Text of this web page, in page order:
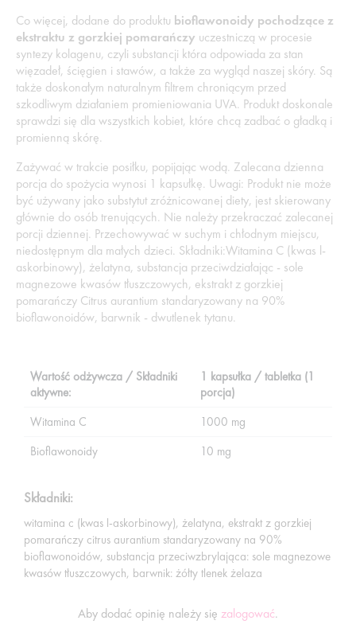
Co więcej, dodane do produktu bioflawonoidy pochodzące z
ekstraktu z gorzkiej pomarańczy uczestniczą w procesie
syntezy kolagenu, czyli substancji która odpowiada za stan
więzadeł, ścięgien i stawów, a także za wygląd naszej skóry. Są
także doskonałym naturalnym filtrem chroniącym przed
szkodliwym działaniem promieniowania UVA. Produkt doskonale
sprawdzi się dla wszystkich kobiet, które chcą zadbać o gładką i
promienną skórę.
Zażywać w trakcie posiłku, popijając wodą. Zalecana dzienna
porcja do spożycia wynosi 1 kapsułkę. Uwagi: Produkt nie może
być używany jako substytut zróżnicowanej diety, jest skierowany
głównie do osób trenujących. Nie należy przekraczać zalecanej
porcji dziennej. Przechowywać w suchym i chłodnym miejscu,
niedostępnym dla małych dzieci. Składniki:Witamina C (kwas l-
askorbinowy), żelatyna, substancja przeciwdziałając - sole
magnezowe kwasów tłuszczowych, ekstrakt z gorzkiej
pomarańczy Citrus aurantium standaryzowany na 90%
bioflawonoidów, barwnik - dwutlenek tytanu.
Wartość odżywcza / Składniki
aktywne:
1 kapsułka / tabletka (1
porcja)
Witamina C
1000 mg
Bioflawonoidy
10 mg
Składniki:
witamina c (kwas l-askorbinowy), żelatyna, ekstrakt z gorzkiej
pomarańczy citrus aurantium standaryzowany na 90%
bioflawonoidów, substancja przeciwzbrylająca: sole magnezowe
kwasów tłuszczowych, barwnik: żółty tlenek żelaza
Aby dodać opinię należy się zalogować.